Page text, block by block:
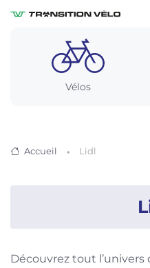
Vélos
Accueil Lidl
Découvrez tout l’univers